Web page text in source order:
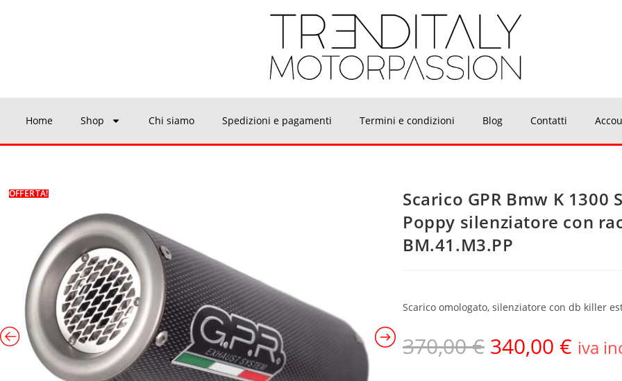
Home Shop Chi siamo Spedizioni e pagamenti Termini e condizioni Blog Contatti
OFFERTA!
Scarico GPR Bmw K 1300
Poppy silenziatore con
BM.41.M3.PP
Scarico omologato, silenziatore con db killer
370,00€ 340,00 € iva